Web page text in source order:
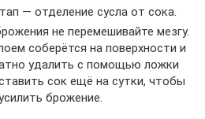
— отделение сусла от сока.
не перемешивайте мезгу.
соберётся на поверхности и
удалить с помощью ложки
сок ещё на сутки, чтобы
брожение.